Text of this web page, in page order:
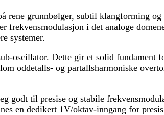
grunnbølger, subtil klangforming
i det analoge
systemer.
oscillator. Dette gir et solid fundament
oddetalls- og partallsharmoniske
godt til presise og stabile
en dedikert 1V/oktav-inngang for